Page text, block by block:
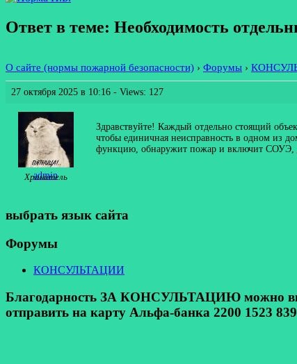
Ответ в теме: Необходимость
О сайте (нормы пожарной безопасности) › Форумы ›
27 октября 2025 в 10:16 - Views: 127
admin
Хранитель
Здравствуйте! Каждый отдельно стоящий
чтобы единичная неисправность в одном из
функцию, обнаружит пожар и включит СОУЭ,
выбрать язык сайта
Форумы
КОНСУЛЬТАЦИИ
Благодарность ЗА КОНСУЛЬТАЦИЮ можно
отправить на карту Альфа-банка 2200 1523